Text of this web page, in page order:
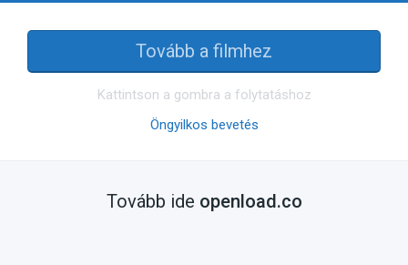
Tovább a filmhez
Kattintson a gombra a folytatáshoz
Öngyilkos bevetés
Tovább ide openload.co